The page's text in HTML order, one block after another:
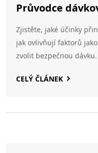
Průvodce
Zjistěte, jaké účinky
jak ovlivňují faktorů
zvolit bezpečnou dávku.
CELÝ ČLÁNEK